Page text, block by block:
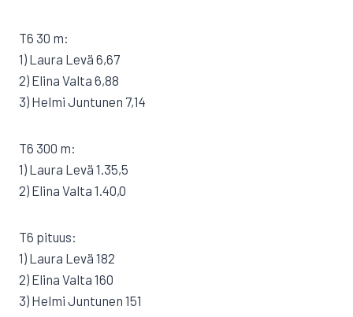
T6 30 m:
1) Laura Levä 6,67
2) Elina Valta 6,88
3) Helmi Juntunen 7,14
T6 300 m:
1) Laura Levä 1.35,5
2) Elina Valta 1.40,0
T6 pituus:
1) Laura Levä 182
2) Elina Valta 160
3) Helmi Juntunen 151